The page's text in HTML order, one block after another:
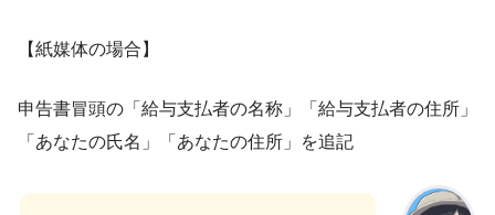
【紙媒体の場合】
申告書冒頭の「給与支払者の名称」「給与支払者の住所」
「あなたの氏名」「あなたの住所」を追記